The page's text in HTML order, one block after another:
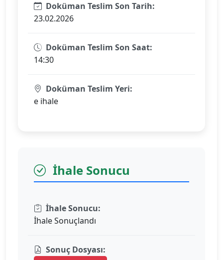
Doküman Teslim Son Tarih:
23.02.2026
Doküman Teslim Son Saat:
14:30
Doküman Teslim Yeri:
e ihale
İhale Sonucu
İhale Sonucu:
İhale Sonuçlandı
Sonuç Dosyası: